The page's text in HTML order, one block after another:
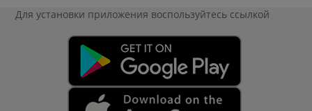
Для установки приложения воспользуйтесь ссылкой